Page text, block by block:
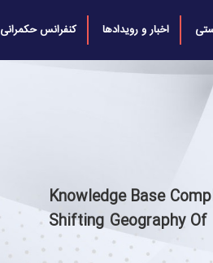
اخبار و رویدادها کنفرانس حکمرانی
Knowledge Base
Shifting Geography